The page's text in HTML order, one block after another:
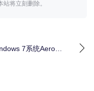
将立刻删除。
7系统Aero主